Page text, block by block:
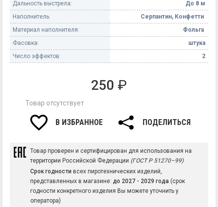
Дальность выстрела:
До 8 м
Наполнитель:
Серпантин, Конфетти
Материал наполнителя:
Фольга
Фасовка:
штука
Число эффектов:
2
250 ₽
Товар отсутствует
В ИЗБРАННОЕ ПОДЕЛИТЬСЯ
Товар проверен и сертифицирован для использования на
территории Российской Федерации (ГОСТ Р 51270–99)
Срок годности всех пиротехнических изделий,
представленных в магазине: до 2027 - 2029 года (срок
годности конкретного изделия Вы можете уточнить у
оператора)